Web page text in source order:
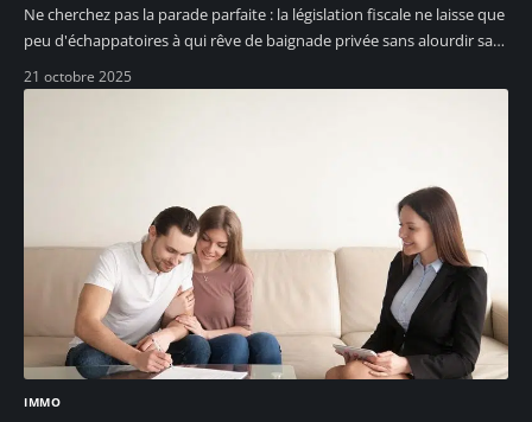
Ne cherchez pas la parade parfaite : la législation fiscale ne laisse que
peu d'échappatoires à qui rêve de baignade privée sans alourdir sa…
21 octobre 2025
IMMO